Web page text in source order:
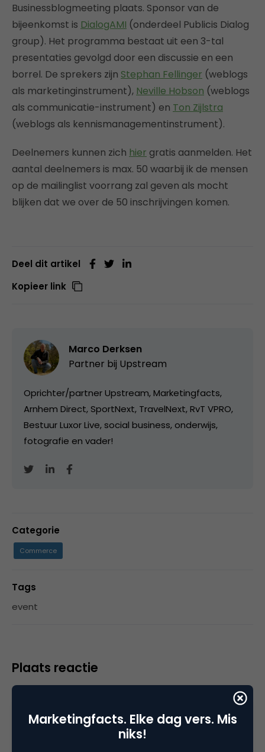
Businessblogmeeting plaats. Sponsor van de
bijeenkomst is DialogAMI (onderdeel Publicis Dialog
group). Het programma bestaat uit een 3-tal
presentaties gevolgd door een discussie en een
borrel. De sprekers zijn Stephan Fellinger (weblogs
als marketinginstrument), Neville Hobson (weblogs
als communicatie-instrument) en Ton Zijlstra
(weblogs als kennismanagementinstrument).
Deelnemers kunnen zich hier gratis aanmelden. Het
aantal deelnemers is max. 50 waarbij ik de mensen
op de mailinglist voorrang zal geven als mocht
blijken dat we over de 50 inschrijvingen komen.
Deel dit artikel
Kopieer link
Marco Derksen
Partner bij Upstream
Oprichter/partner Upstream, Marketingfacts,
Arnhem Direct, SportNext, TravelNext, RvT VPRO,
Bestuur Luxor Live, social business, onderwijs,
fotografie en vader!
Categorie
Commerce
Tags
event
Plaats reactie
plaatsen.
Marketingfacts. Elke dag vers. Mis
niks!